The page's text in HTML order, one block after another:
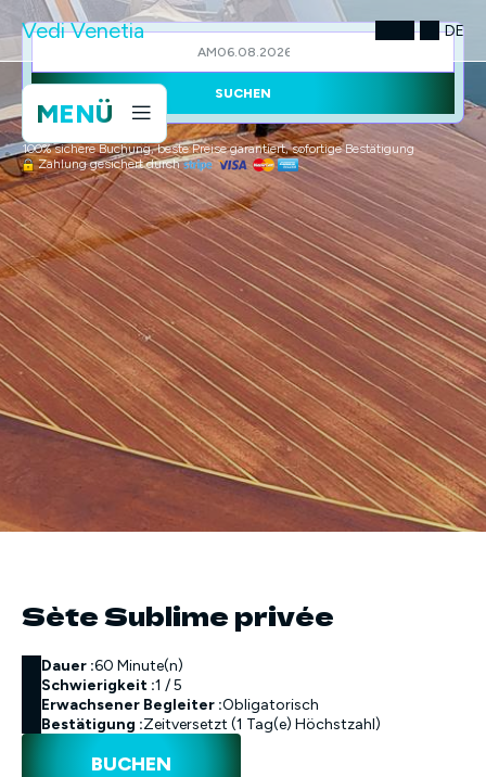
Vedi Venetia DE
MENÜ
AM
SUCHEN
100% sichere Buchung, beste Preise garantiert, sofortige Bestätigung
Zahlung gesichert durch
Sète Sublime privée
Dauer :60 Minute(n)
Schwierigkeit :1 / 5
Erwachsener Begleiter :Obligatorisch
Bestätigung :Zeitversetzt (1 Tag(e) Höchstzahl)
BUCHEN